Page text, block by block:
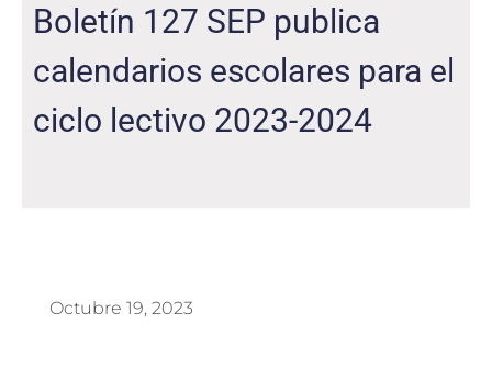
Boletín 127 SEP publica
calendarios escolares para el
ciclo lectivo 2023-2024
Octubre 19, 2023